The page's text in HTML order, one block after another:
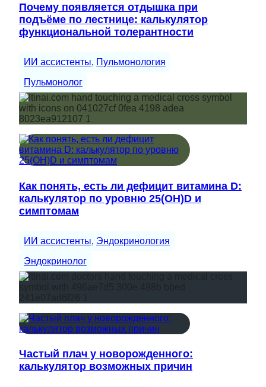
Почему появляется отдышка при
подъёме по лестнице: калькулятор
функциональной толерантности
ИИ ассистенты, Пульмонология
Пульмонолог
Как понять, есть ли дефицит витамина D:
калькулятор по уровню 25(OH)D и
симптомам
ИИ ассистенты, Эндокринология
Эндокринолог
Частый плач у новорожденного:
калькулятор возможных причин